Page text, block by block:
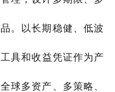
。以长期稳健、低波
具和收益凭证作为产
球多资产、多策略、